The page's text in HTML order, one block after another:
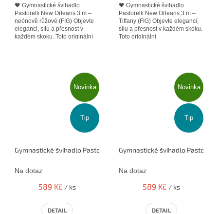
🖤 Gymnastické švihadlo
Pastorelli New Orleans 3 m –
neónově růžové (FIG) Objevte
eleganci, sílu a přesnost v
každém skoku. Toto originální
🖤 Gymnastické švihadlo
Pastorelli New Orleans 3 m –
Tiffany (FIG) Objevte eleganci,
sílu a přesnost v každém skoku.
Toto originální
Novinka
Tip
Gymnastické švihadlo Pastorelli 3m New Orleans modré 00103
Na dotaz
589 Kč / ks
DETAIL
Novinka
Tip
Gymnastické švihadlo
Na dotaz
589 Kč / ks
DETAIL